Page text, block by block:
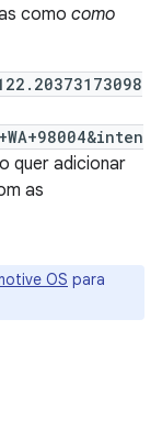
como como
quer adicionar
as
OS para